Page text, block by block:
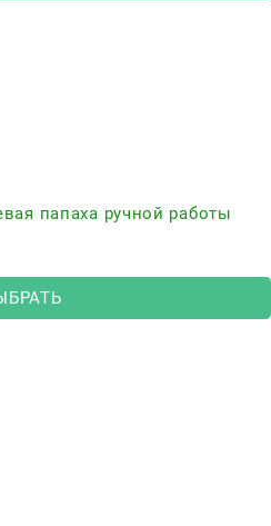
папаха ручной работы